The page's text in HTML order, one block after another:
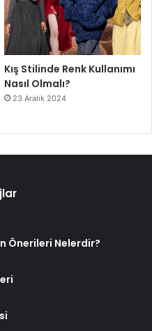
Kış Stilinde Renk Kullanımı
Nasıl Olmalı?
23 Aralık 2024
Önerileri Nelerdir?